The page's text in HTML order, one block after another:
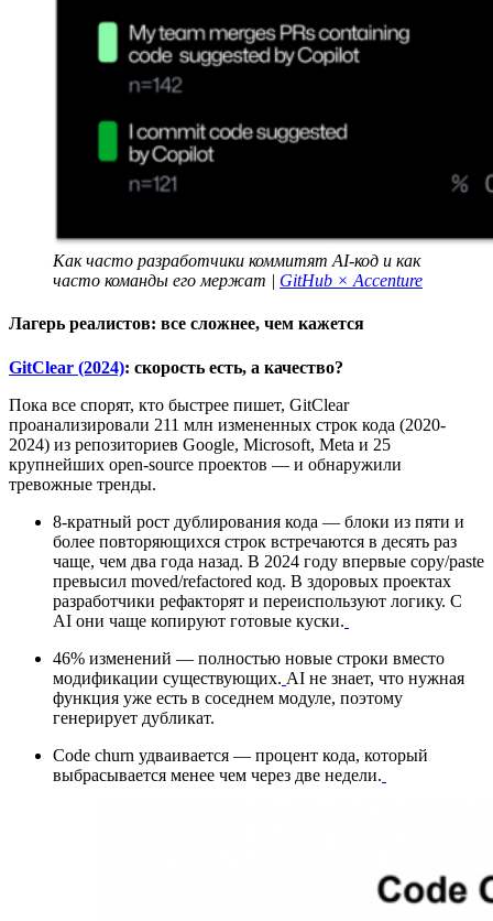
Как часто разработчики коммитят AI-код и как
часто команды его мержат | GitHub × Accenture
Лагерь реалистов: все сложнее, чем кажется
GitClear (2024): скорость есть, а качество?
Пока все спорят, кто быстрее пишет, GitClear
проанализировали 211 млн измененных строк кода (2020-
2024) из репозиториев Google, Microsoft, Meta и 25
крупнейших open-source проектов — и обнаружили
тревожные тренды.
8-кратный рост дублирования кода — блоки из пяти и
более повторяющихся строк встречаются в десять раз
чаще, чем два года назад. В 2024 году впервые copy/paste
превысил moved/refactored код. В здоровых проектах
разработчики рефакторят и переиспользуют логику. С
AI они чаще копируют готовые куски.
46% изменений — полностью новые строки вместо
модификации существующих. AI не знает, что нужная
функция уже есть в соседнем модуле, поэтому
генерирует дубликат.
Code churn удваивается — процент кода, который
выбрасывается менее чем через две недели.